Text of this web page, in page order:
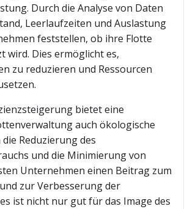
Durch die Analyse von Daten
Leerlaufzeiten und Auslastung
feststellen, ob ihre Flotte
wird. Dies ermöglicht es,
zu reduzieren und Ressourcen
bietet eine
auch ökologische
Reduzierung des
und die Minimierung von
Unternehmen einen Beitrag zum
zur Verbesserung der
ist nicht nur gut für das Image des